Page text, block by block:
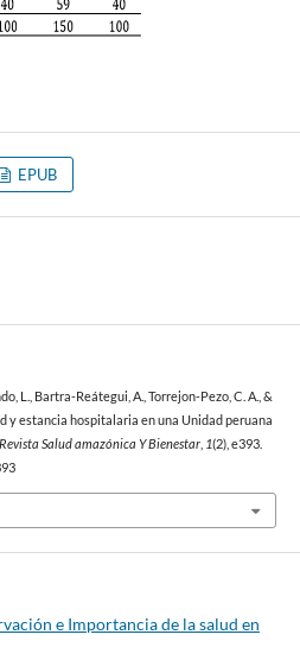
EPUB
L., Bartra-Reátegui, A., Torrejon-Pezo, C. A., &
y estancia hospitalaria en una Unidad peruana
Revista Salud amazónica Y Bienestar, 1(2), e393.
e Importancia de la salud en